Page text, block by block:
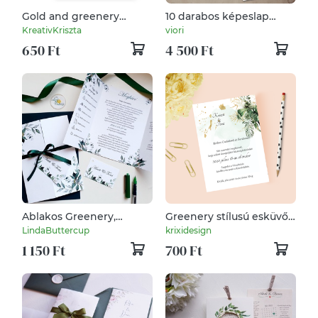
Gold and greenery
esküvői meghívó
KreativKriszta
650 Ft
10 darabos képeslap
csomag, kitölthető
naturális greenery
viori
4 500 Ft
Ablakos Greenery,
bokros, leveles, esküvői
meghívó, Masnizva és
BORÍTÉKKAL
LindaButtercup
1 150 Ft
Greenery stílusú esküvői
meghívó
krixidesign
700 Ft